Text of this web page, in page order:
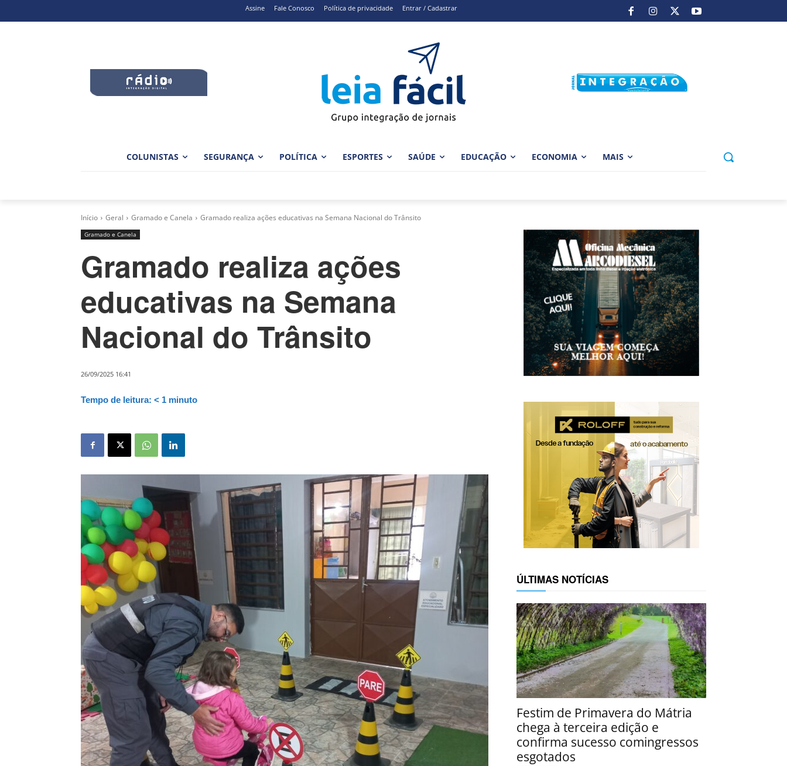
Assine Fale Conosco Política de privacidade Entrar / Cadastrar
COLUNISTAS SEGURANÇA POLÍTICA ESPORTES SAÚDE EDUCAÇÃO ECONOMIA MAIS
Início Geral Gramado e Canela Gramado realiza ações educativas na Semana Nacional do Trânsito
Gramado e Canela
Gramado realiza ações
educativas na Semana
Nacional do Trânsito
26/09/2025 16:41
Tempo de leitura: < 1 minuto
ÚLTIMAS NOTÍCIAS
Festim de Primavera do Mátria
chega à terceira edição e
confirma sucesso comingressos
esgotados